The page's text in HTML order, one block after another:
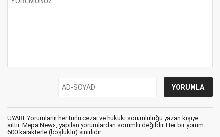
UYARI: Yorumların her türlü cezai ve hukuki sorumluluğu yazan kişiye
aittir. Mepa News, yapılan yorumlardan sorumlu değildir. Her bir yorum
600 karakterle (boşluklu) sınırlıdır.